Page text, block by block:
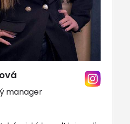
manager